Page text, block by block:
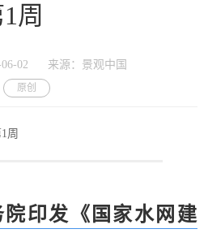
周
02 来源：景观中国
原创
周
印发《国家水网建